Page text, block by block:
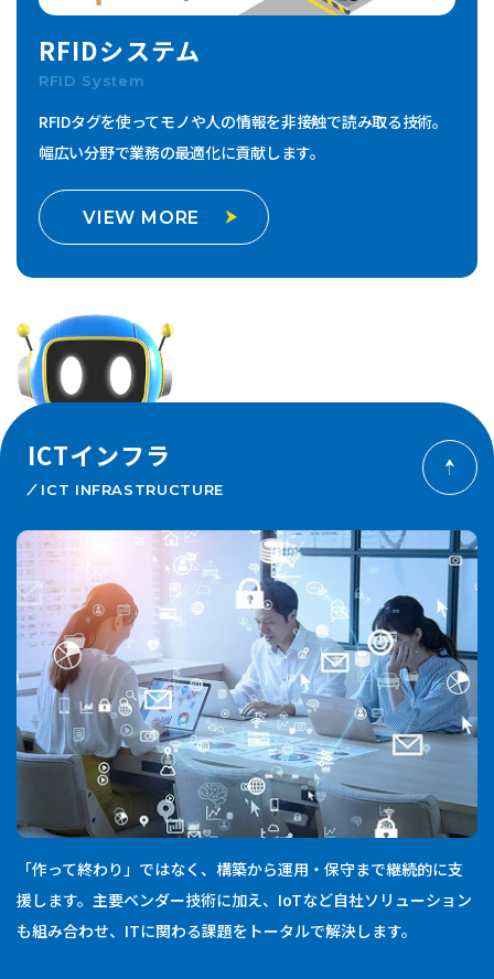
RFIDシステム
RFID System
RFIDタグを使ってモノや人の情報を非接触で読み取る技術。
幅広い分野で業務の最適化に貢献します。
VIEW MORE
ICTインフラ
ICT INFRASTRUCTURE
「作って終わり」ではなく、構築から運用・保守まで継続的に支
援します。主要ベンダー技術に加え、IoTなど自社ソリューション
も組み合わせ、ITに関わる課題をトータルで解決します。